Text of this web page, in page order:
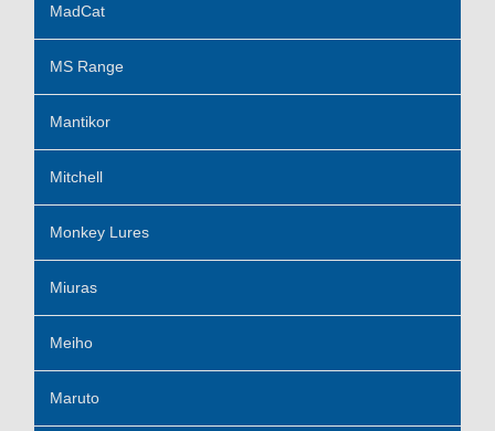
MadCat
MS Range
Mantikor
Mitchell
Monkey Lures
Miuras
Meiho
Maruto